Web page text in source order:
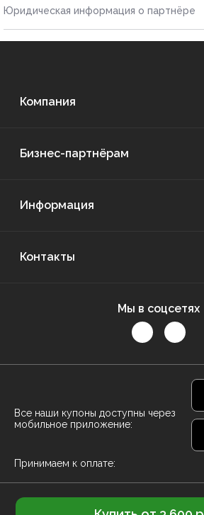
Юридическая информация о партнёре
Компания
Бизнес-партнёрам
Информация
Контакты
Мы в соцсетях
Все наши купоны доступны через
мобильное приложение:
Принимаем к оплате:
2026 © Frendi.ru. Все права
всей России!